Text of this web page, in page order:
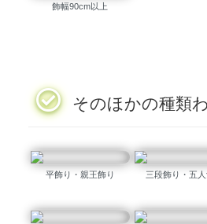
飾幅90cm以上
そのほかの種類
平飾り・親王飾り 三段飾り・五人